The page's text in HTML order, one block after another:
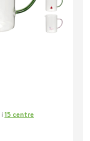
i 15 centre